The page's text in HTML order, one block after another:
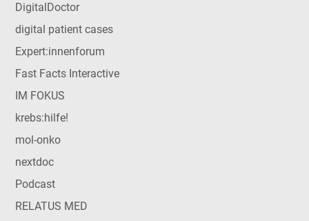
DigitalDoctor
digital patient cases
Expert:innenforum
Fast Facts Interactive
IM FOKUS
krebs:hilfe!
mol-onko
nextdoc
Podcast
RELATUS MED